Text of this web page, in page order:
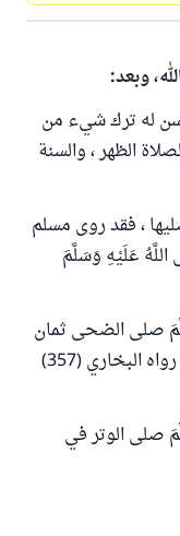
وبعد:
له ترك شيء من
الظهر ، والسنة
، فقد روى مسلم
اللَّهُ عَلَيْهِ وَسَلَّمَ
صلى الضحى ثمان
ركعات في مكة يوم فتح الله عليه مكة . رواه البخاري (357)
صلى الوتر في